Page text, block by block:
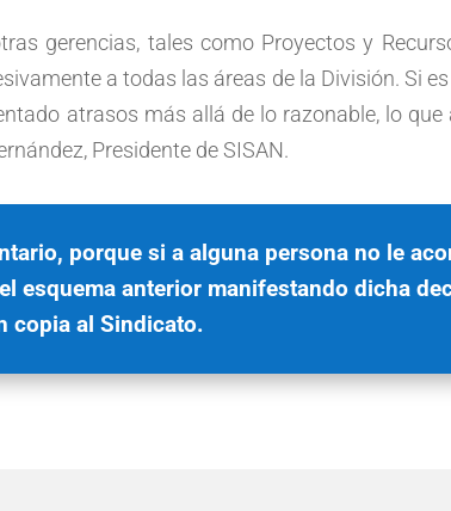
gerencias, tales como Proyectos y
a todas las áreas de la División. Si
atrasos más allá de lo razonable, lo
Presidente de SISAN.
porque si a alguna persona no le
esquema anterior manifestando dicha
copia al Sindicato.